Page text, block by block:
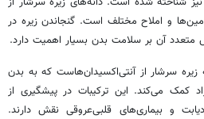
و املاح مختلف است. گنجاندن زیره در
متعدد آن بر سلامت بدن بسیار اهمیت دارد.
سرشار از آنتی‌اکسیدان‌هاست که به بدن
کمک می‌کند. این ترکیبات در پیشگیری از
و بیماری‌های قلبی‌عروقی نقش دارند.